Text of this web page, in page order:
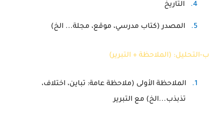
4. التاريخ
5. المصدر (كتاب مدرسي، موقع، مجلة... الخ)
ب-التحليل: (الملاحظة + التبرير)
1.
الملاحظة الأولى (ملاحظة عامة: تباين، اختلاف،
تذبذب...الخ) مع التبرير